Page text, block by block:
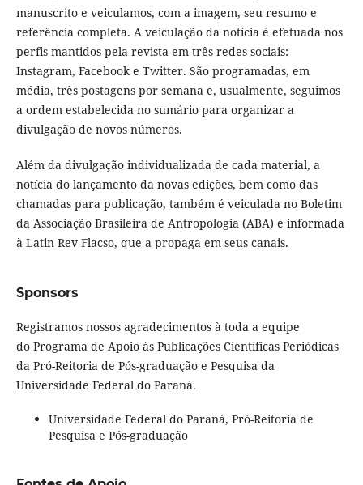
manuscrito e veiculamos, com a imagem, seu resumo e
referência completa. A veiculação da notícia é efetuada nos
perfis mantidos pela revista em três redes sociais:
Instagram, Facebook e Twitter. São programadas, em
média, três postagens por semana e, usualmente, seguimos
a ordem estabelecida no sumário para organizar a
divulgação de novos números.
Além da divulgação individualizada de cada material, a
notícia do lançamento da novas edições, bem como das
chamadas para publicação, também é veiculada no Boletim
da Associação Brasileira de Antropologia (ABA) e informada
à Latin Rev Flacso, que a propaga em seus canais.
Sponsors
Registramos nossos agradecimentos à toda a equipe
do Programa de Apoio às Publicações Científicas Periódicas
da Pró-Reitoria de Pós-graduação e Pesquisa da
Universidade Federal do Paraná.
Universidade Federal do Paraná, Pró-Reitoria de
Pesquisa e Pós-graduação